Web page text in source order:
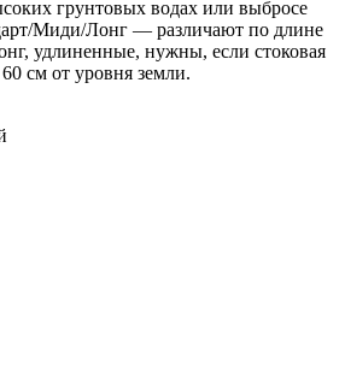
грунтовых водах или выбросе
Миди/Лонг — различают по длине
удлиненные, нужны, если стоковая
см от уровня земли.